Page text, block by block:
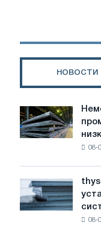
голосование
НОВОСТИ
Немецкая
сталелитейная
промышленность
предупреждает:
воды
угрожает
08-
thyssenkrupp
Rasselstein
устанавливает
08-